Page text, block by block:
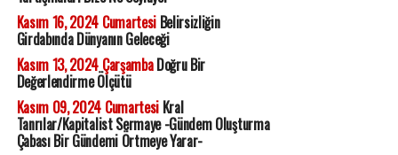
Kasım 16, 2024 CumartesiBelirsizliğin
Girdabında Dünyanın Geleceği
Kasım 13, 2024 ÇarşambaDoğru Bir
Değerlendirme Ölçütü
Kasım 09, 2024 CumartesiKral
Tanrılar/Kapitalist Sermaye -Gündem Oluşturma
Çabası Bir Gündemi Örtmeye Yarar-